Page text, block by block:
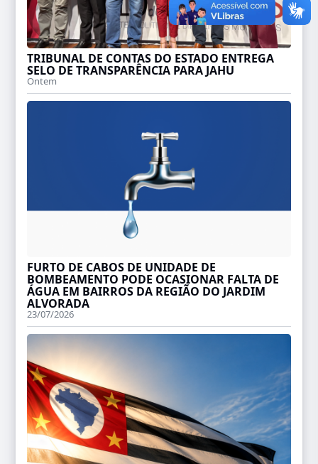
TRIBUNAL DE CONTAS DO ESTADO ENTREGA
SELO DE TRANSPARÊNCIA PARA JAHU
Ontem
FURTO DE CABOS DE UNIDADE DE
BOMBEAMENTO PODE OCASIONAR FALTA DE
ÁGUA EM BAIRROS DA REGIÃO DO JARDIM
ALVORADA
23/07/2026